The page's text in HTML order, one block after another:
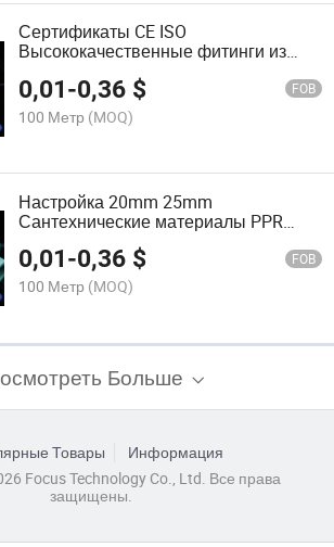
Сертификаты CE ISO
Высококачественные фитинги из
Фитинги для труб
0,01-0,36 $ FOB
100 Метр (MOQ)
Настройка 20mm 25mm
Сантехнические материалы PPR
трубы 90 Уголок 90 градусов PPR
фитинги
0,01-0,36 $ FOB
100 Метр (MOQ)
Больше
Товары
Информация
Focus Technology Co., Ltd. Все права
защищены.